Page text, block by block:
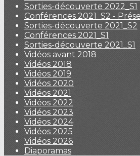
Sorties-découverte 2022_S1
Conférences 2021_S2 -
Sorties-découverte 2021_S2
Conférences 2021_S1
Sorties-découverte 2021_S1
Vidéos avant 2018
Vidéos 2018
Vidéos 2019
Vidéos 2020
Vidéos 2021
Vidéos 2022
Vidéos 2023
Vidéos 2024
Vidéos 2025
Vidéos 2026
Diaporamas